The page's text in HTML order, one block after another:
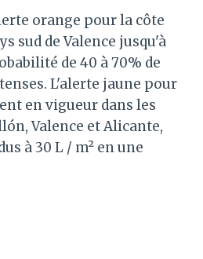
orange pour la côte
sud de Valence jusqu'à
de 40 à 70% de
L'alerte jaune pour
en vigueur dans les
Valence et Alicante,
à 30 L / m² en une